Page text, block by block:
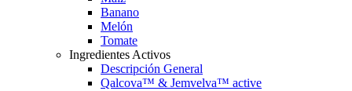
Banano
Melón
Tomate
Ingredientes Activos
Descripción General
Qalcova™ & Jemvelva™ active